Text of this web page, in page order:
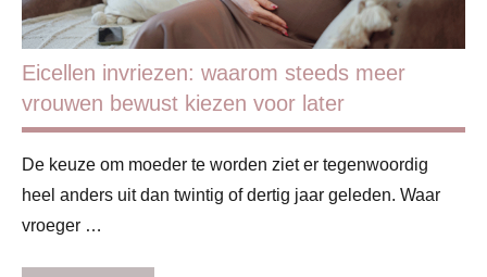
Eicellen invriezen: waarom steeds meer
vrouwen bewust kiezen voor later
De keuze om moeder te worden ziet er tegenwoordig
heel anders uit dan twintig of dertig jaar geleden. Waar
vroeger …